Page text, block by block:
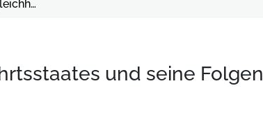
Intersektionale Ungleichheiten
und seine Folgen